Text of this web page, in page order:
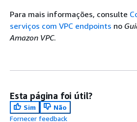
Para mais informações, consulte
serviços com VPC endpoints no
Amazon VPC.
Esta página foi útil?
Sim
Não
Fornecer feedback